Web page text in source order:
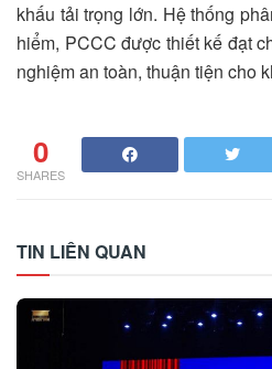
khấu tải trọng lớn. Hệ thống
hiểm, PCCC được thiết kế đạt
nghiệm an toàn, thuận tiện cho
0
SHARES
TIN LIÊN QUAN